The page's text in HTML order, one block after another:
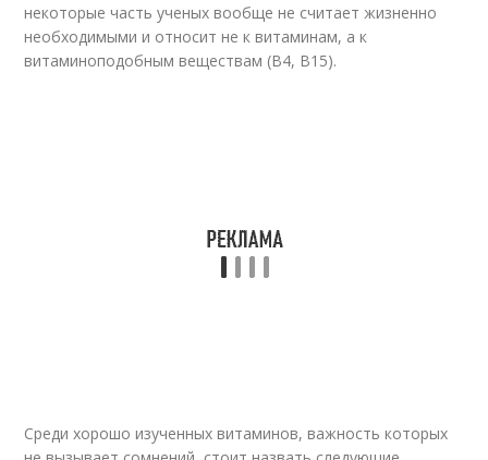
некоторые часть ученых вообще не считает жизненно
необходимыми и относит не к витаминам, а к
витаминоподобным веществам (В4, В15).
Среди хорошо изученных витаминов, важность которых